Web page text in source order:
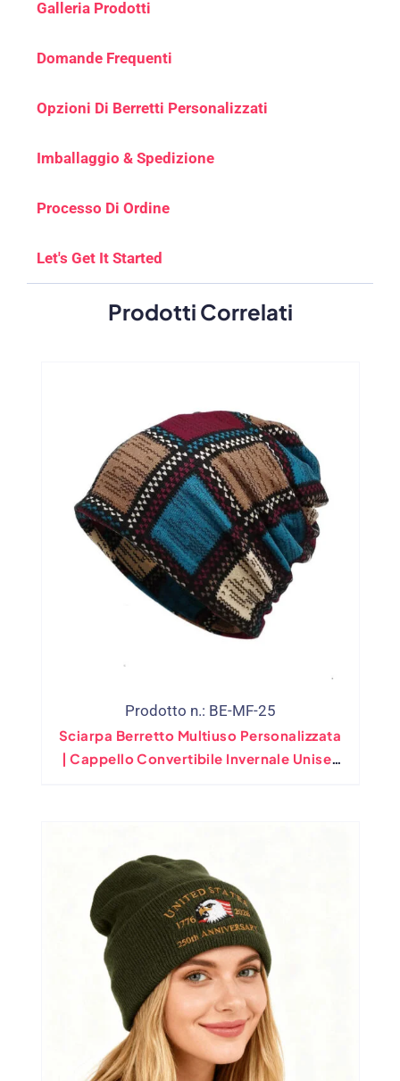
Galleria Prodotti
Domande Frequenti
Opzioni Di Berretti Personalizzati
Imballaggio & Spedizione
Processo Di Ordine
Let's Get It Started
Prodotti Correlati
Prodotto n.: BE-MF-25
Sciarpa Berretto Multiuso Personalizzata
| Cappello Convertibile Invernale Unisex